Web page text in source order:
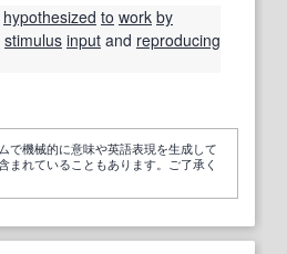
hypothesized to work by
stimulus input and reproducing
で機械的に意味や英語表現を生成して
まれていることもあります。ご了承く